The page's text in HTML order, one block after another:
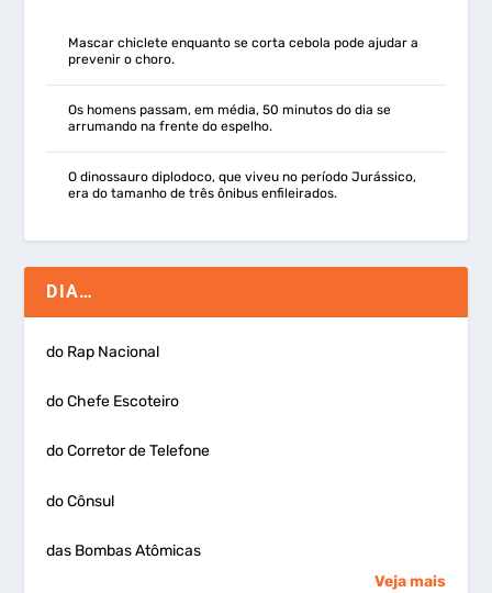
Mascar chiclete enquanto se corta cebola pode ajudar a
prevenir o choro.
Os homens passam, em média, 50 minutos do dia se
arrumando na frente do espelho.
O dinossauro diplodoco, que viveu no período Jurássico,
era do tamanho de três ônibus enfileirados.
DIA…
do Rap Nacional
do Chefe Escoteiro
do Corretor de Telefone
do Cônsul
das Bombas Atômicas
Veja mais